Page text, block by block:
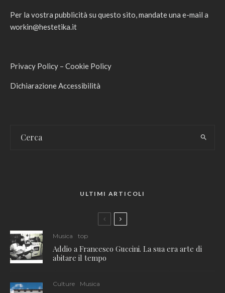
Per la vostra pubblicità su questo sito, mandate una e-mail a
workin@hestetika.it
Privacy Policy – Cookie Policy
Dichiarazione Accessibilità
ULTIMI ARTICOLI
Musica top
Addio a Francesco Guccini. La sua era arte di
abitare il tempo
Culture Musica